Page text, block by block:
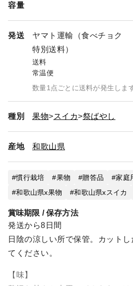
容量
発送
ヤマト運輸（食べチョク
特別送料）
送料
常温便
数量1点ごとに送料が発生します
種別 果物 スイカ 祭ばやし
産地 和歌山県
慣行栽培 果物 贈答品 家庭
和歌山県x果物
和歌山県xスイカ
賞味期限 / 保存方法
発送から8日間
日陰の涼しい所で保管。カット
てください。
【味】